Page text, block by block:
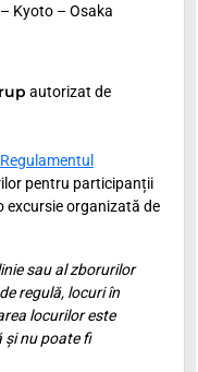
Kyoto – Osaka
autorizat de
Regulamentul
pentru participanții
excursie organizată de
sau al zborurilor
regulă, locuri în
locurilor este
și nu poate fi